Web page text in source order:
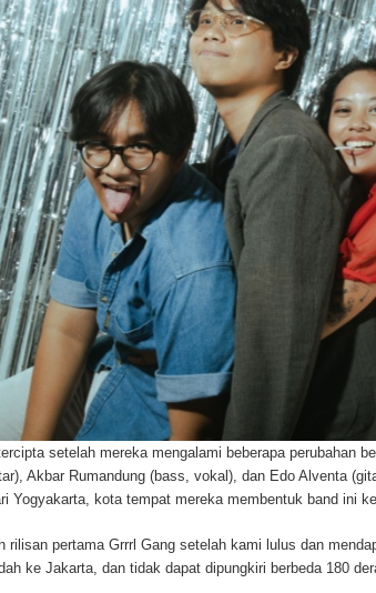
setelah mereka mengalami beberapa perubahan
Akbar Rumandung (bass, vokal), dan Edo Alventa
Yogyakarta, kota tempat mereka membentuk band ini
rilisan pertama Grrrl Gang setelah kami lulus dan
ke Jakarta, dan tidak dapat dipungkiri berbeda 180